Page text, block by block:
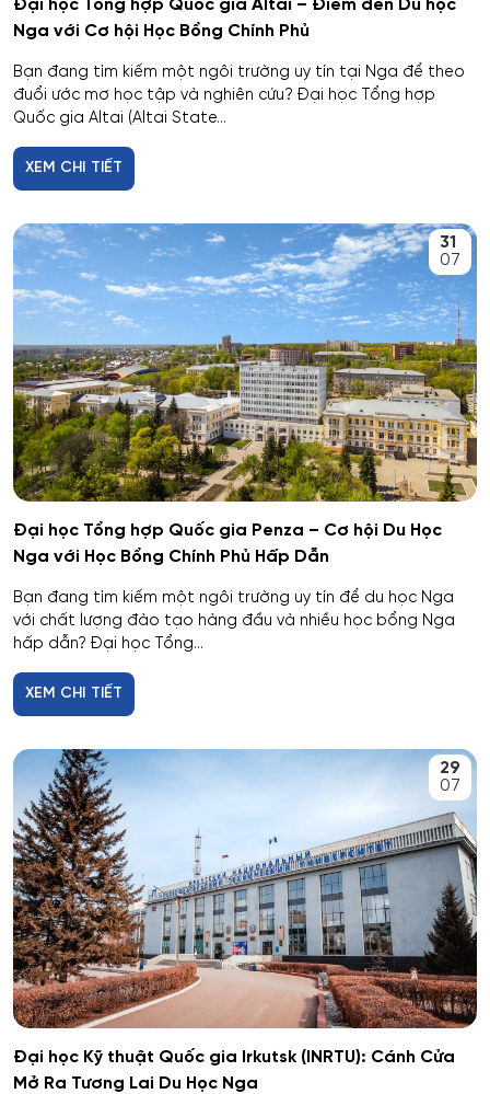
Cơ nhiệt máy bay và vũ trụ
Cơ sở hạ tầng nhà ở và xã hội
Cơ điện tử và Robotics
Cấp nước và xử lý nước thải đô thị - công nghiệp
Di truyền học
Diễn xuất
Du lịch
Du lịch nghỉ dưỡng và hoạt động giải trí
Dân tộc học
Dược
Dịch vụ
Giám sát thông minh
Giáo dục chuyên nghiệp
Giáo dục sư phạm
Giáo dục thể chất
Giáo dục và sư phạm
Giáo dục đặc biệt
Hiệu suất tổ hợp máy bay
Đại học Tổng hợp Quốc gia Altai – Điểm đến Du học
Nga với Cơ hội Học Bổng Chính Phủ
Bạn đang tìm kiếm một ngôi trường uy tín tại Nga để theo
đuổi ước mơ học tập và nghiên cứu? Đại học Tổng hợp
Quốc gia Altai (Altai State...
XEM CHI TIẾT
31
07
Đại học Tổng hợp Quốc gia Penza – Cơ hội Du Học
Nga với Học Bổng Chính Phủ Hấp Dẫn
Bạn đang tìm kiếm một ngôi trường uy tín để du học Nga
với chất lượng đào tạo hàng đầu và nhiều học bổng Nga
hấp dẫn? Đại học Tổng...
XEM CHI TIẾT
29
07
Đại học Kỹ thuật Quốc gia Irkutsk (INRTU): Cánh Cửa
Mở Ra Tương Lai Du Học Nga